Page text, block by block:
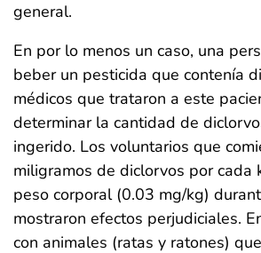
general.
En por lo menos un caso, una
beber un pesticida que contenía
médicos que trataron a este
determinar la cantidad de
ingerido. Los voluntarios que
miligramos de diclorvos por cada
peso corporal (0.03 mg/kg)
mostraron efectos perjudiciales.
con animales (ratas y ratones)